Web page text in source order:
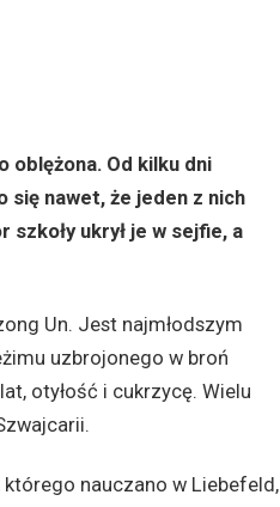
oblężona. Od kilku dni
się nawet, że jeden z nich
ukrył je w sejfie, a
Un. Jest najmłodszym
uzbrojonego w broń
otyłość i cukrzycę. Wielu
którego nauczano w Liebefeld,